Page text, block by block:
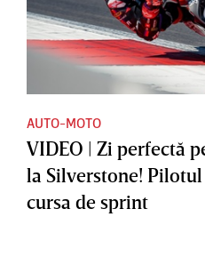
AUTO-MOTO
VIDEO | Zi perfectă
la Silverstone!
cursa de sprint